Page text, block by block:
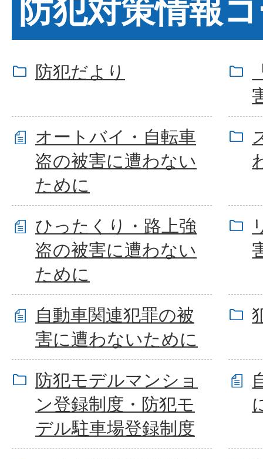
防犯対策情報
防犯だより
オートバイ・自転車
盗の被害に遭わない
ために
ひったくり・路上強
盗の被害に遭わない
ために
自動車関連犯罪の被
害に遭わないために
防犯モデルマンショ
ン登録制度・防犯モ
デル駐車場登録制度